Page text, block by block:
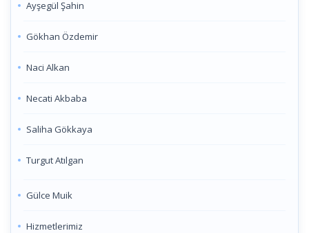
Ayşegül Şahin
Gökhan Özdemir
Naci Alkan
Necati Akbaba
Saliha Gökkaya
Turgut Atılgan
Gülce Muik
Hizmetlerimiz